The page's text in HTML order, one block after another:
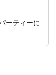
ーティーに